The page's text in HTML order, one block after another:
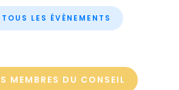
LES ÉVÈNEMENTS
MEMBRES DU CONSEIL